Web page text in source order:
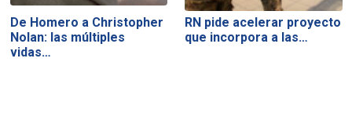
De Homero a Christopher
Nolan: las múltiples
vidas…
RN pide acelerar proyecto
que incorpora a las…